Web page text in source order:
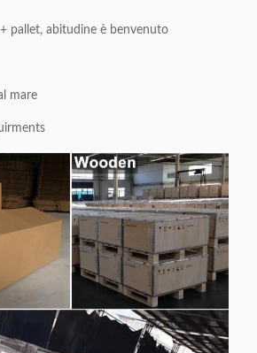
pallet, abitudine è benvenuto
mare